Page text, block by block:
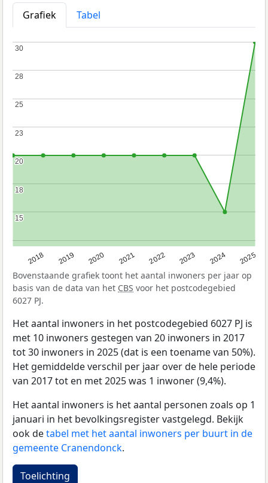
Grafiek
Tabel
2018 2019 2020 2021 2022 2023 2024 2025
15
15
18
18
20
20
23
23
25
25
28
28
30
30
Bovenstaande grafiek toont het aantal inwoners per jaar op
basis van de data van het CBS voor het postcodegebied
6027 PJ.
Het aantal inwoners in het postcodegebied 6027 PJ is
met 10 inwoners gestegen van 20 inwoners in 2017
tot 30 inwoners in 2025 (dat is een toename van 50%).
Het gemiddelde verschil per jaar over de hele periode
van 2017 tot en met 2025 was 1 inwoner (9,4%).
Het aantal inwoners is het aantal personen zoals op 1
januari in het bevolkingsregister vastgelegd. Bekijk
ook detabel met het aantal inwoners per buurt in de
gemeente Cranendonck.
Toelichting